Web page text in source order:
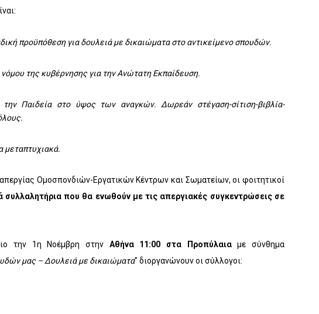
προϋπόθεση για δουλειά με δικαιώματα στο αντικείμενο σπουδών.
της κυβέρνησης για την Ανώτατη Εκπαίδευση.
την Παιδεία στο ύψος των αναγκών. Δωρεάν στέγαση-σίτιση-βιβλία-
μεταπτυχιακά.
Ομοσπονδιών-Εργατικών Κέντρων και Σωματείων, οι φοιτητικοί
συλλαλητήρια που θα ενωθούν με τις απεργιακές συγκεντρώσεις σε
την 1η Νοέμβρη στην Αθήνα 11:00 στα Προπύλαιαμε σύνθημα
μας – Δουλειά με δικαιώματα” διοργανώνουν οι σύλλογοι: